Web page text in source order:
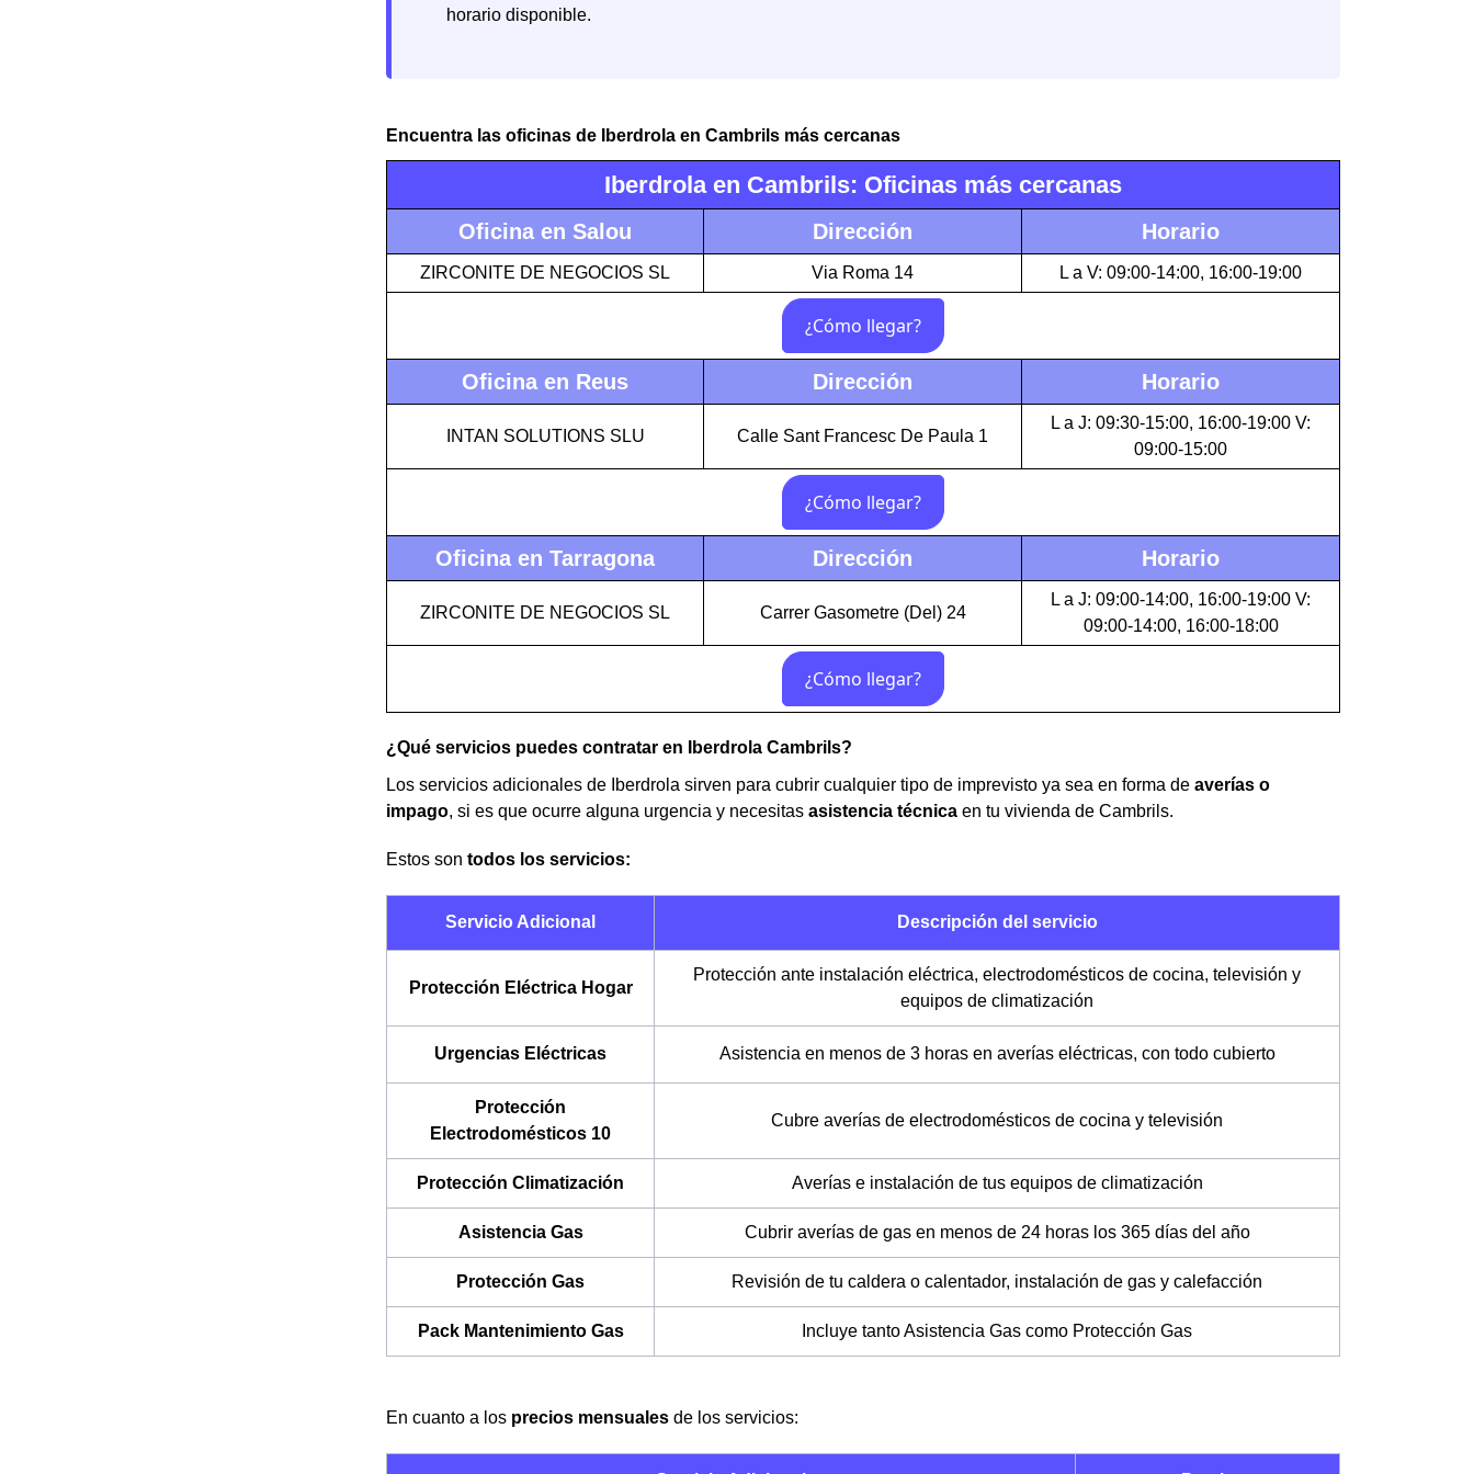
horario disponible.
Encuentra las oficinas de Iberdrola en Cambrils más cercanas
Iberdrola en Cambrils: Oficinas más cercanas
Oficina en Salou Dirección Horario
ZIRCONITE DE NEGOCIOS SL Via Roma 14 L a V: 09:00-14:00, 16:00-19:00
Oficina en Reus Dirección Horario
INTAN SOLUTIONS SLU Calle Sant Francesc De Paula 1
L a J: 09:30-15:00, 16:00-19:00 V:
09:00-15:00
Oficina en Tarragona Dirección Horario
ZIRCONITE DE NEGOCIOS SL Carrer Gasometre (Del) 24
L a J: 09:00-14:00, 16:00-19:00 V:
09:00-14:00, 16:00-18:00
¿Qué servicios puedes contratar en Iberdrola Cambrils?
Los servicios adicionales de Iberdrola sirven para cubrir cualquier tipo de imprevisto ya sea en forma de averías o
impago, si es que ocurre alguna urgencia y necesitas asistencia técnica en tu vivienda de Cambrils.
Estos son todos los servicios:
Servicio Adicional Descripción del servicio
Protección Eléctrica Hogar
Protección ante instalación eléctrica, electrodomésticos de cocina, televisión y
equipos de climatización
Urgencias Eléctricas Asistencia en menos de 3 horas en averías eléctricas, con todo cubierto
Protección
Electrodomésticos 10
Cubre averías de electrodomésticos de cocina y televisión
Protección Climatización Averías e instalación de tus equipos de climatización
Asistencia Gas Cubrir averías de gas en menos de 24 horas los 365 días del año
Protección Gas Revisión de tu caldera o calentador, instalación de gas y calefacción
Pack Mantenimiento Gas Incluye tanto Asistencia Gas como Protección Gas
En cuanto a los precios mensuales de los servicios: